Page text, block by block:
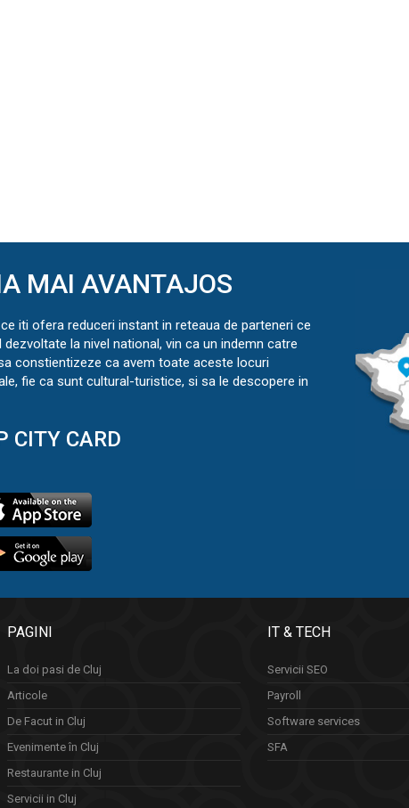
MAI AVANTAJOS
iti ofera reduceri instant in reteaua de parteneri ce
la nivel national, vin ca un indemn catre
constientizeze ca avem toate aceste locuri
fie ca sunt cultural-turistice, si sa le descopere in
CITY CARD
PAGINI
La doi pasi de Cluj
Articole
De Facut in Cluj
Evenimente în Cluj
Restaurante in Cluj
Servicii in Cluj
IT & TECH
Servicii SEO
Payroll
Software services
SFA